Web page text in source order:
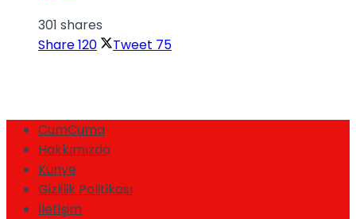
301 shares
Share120 Tweet 75
CumCuma
Hakkımızda
Künye
Gizlilik Politikası
İletişim